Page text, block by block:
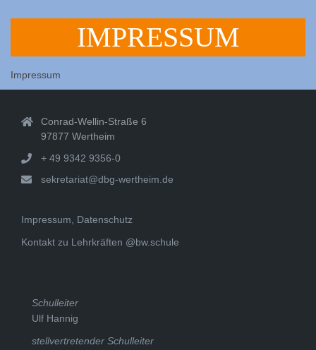
IMPRESSUM
Impressum
Conrad-Wellin-Straße 6
97877 Wertheim
+ 49 9342 9356-0
sekretariat@dbg-wertheim.de
Impressum, Datenschutz
Kontakt zu Lehrkräften @bw.schule
Schulleiter
Ulf Hannig
stellvertretender Schulleiter